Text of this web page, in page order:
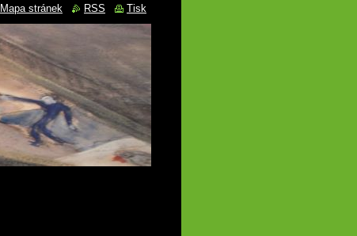
Mapa stránek RSS Tisk